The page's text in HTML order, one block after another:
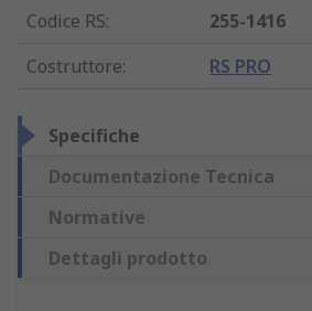
Codice RS:
255-1416
Costruttore: RS PRO
Specifiche
Documentazione Tecnica
Normative
Dettagli prodotto